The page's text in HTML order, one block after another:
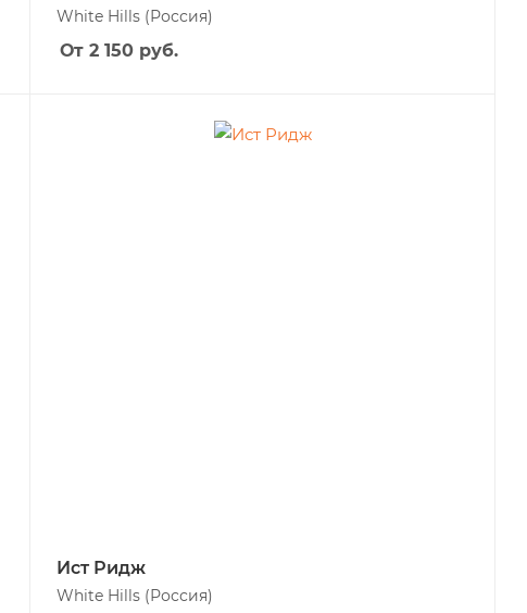
White Hills (Россия)
От 2 150 руб.
Ист Ридж
White Hills (Россия)